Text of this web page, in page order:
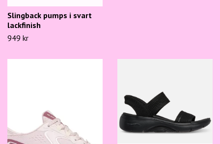
Slingback pumps i svart
lackfinish
949 kr